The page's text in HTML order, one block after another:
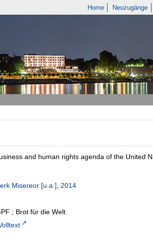
Home Neuzugänge
and human rights agenda of the United
Misereor [u.a.], 2014
; Brot für die Welt